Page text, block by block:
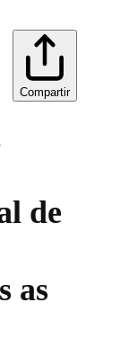
Compartir
de
as